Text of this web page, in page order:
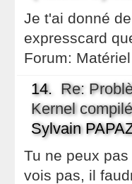
Je t'ai donné
expresscard
Forum: Matériel
14. Re:
Kernel compilé
Sylvain
Tu ne peux
vois pas, il